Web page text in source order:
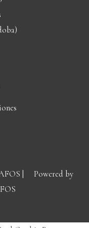
| Powered by